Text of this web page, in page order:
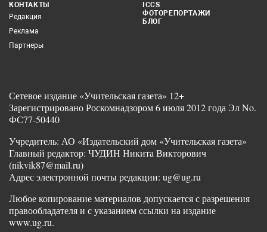
КОНТАКТЫ
Редакция
Реклама
Партнеры
ICCS
ФОТОРЕПОРТАЖИ
БЛОГ
Сетевое издание «Учительская газета» 12+
Зарегистрировано Роскомнадзором 6 июля 2012 года Эл No.
ФС77-50440
Учредитель: АО «Издательский дом «Учительская газета»
Главный редактор: ЧУДИН Никита Викторович
(nikvik87@mail.ru)
Адрес электронной почты редакции: ug@ug.ru
Любое копирование материалов допускается с разрешения
правообладателя и с указанием ссылки на издание
www.ug.ru.